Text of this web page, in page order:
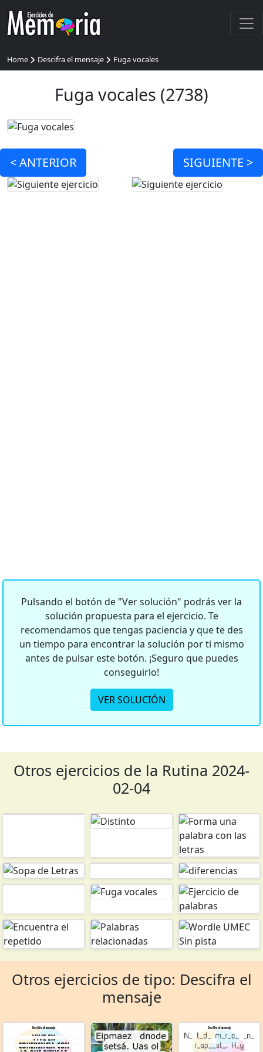
Home Descifra el mensaje Fuga vocales
Fuga vocales (2738)
<ANTERIOR SIGUIENTE >
Pulsando el botón de "Ver solución" podrás ver la
solución propuesta para el ejercicio. Te
recomendamos que tengas paciencia y que te des
un tiempo para encontrar la solución por ti mismo
antes de pulsar este botón. ¡Seguro que puedes
conseguirlo!
VER SOLUCIÓN
Otros ejercicios de la Rutina 2024-
02-04
Otros ejercicios de tipo: Descifra el
mensaje